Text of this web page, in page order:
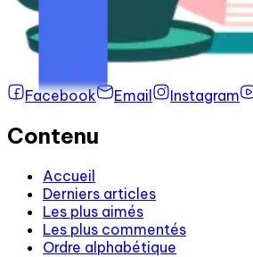
Facebook Email Instagram
Contenu
Accueil
Derniers articles
Les plus aimés
Les plus commentés
Ordre alphabétique